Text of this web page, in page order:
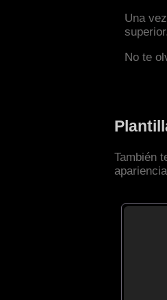
Una
superior.
No te
También